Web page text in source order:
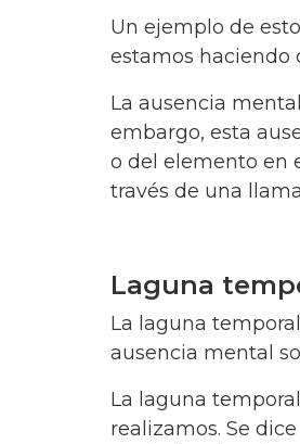
Un ejemplo de
estamos haciendo
La ausencia
embargo, esta
o del elemento en
través de una
Laguna
La laguna
ausencia mental
La laguna
realizamos. Se